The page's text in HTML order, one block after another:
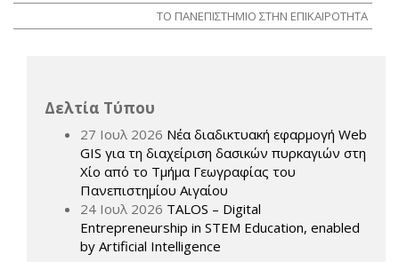
ΤΟ ΠΑΝΕΠΙΣΤΗΜΙΟ ΣΤΗΝ ΕΠΙΚΑΙΡΟΤΗΤΑ
Δελτία Τύπου
27 Ιουλ 2026 Νέα διαδικτυακή εφαρμογή Web
GIS για τη διαχείριση δασικών πυρκαγιών στη
Χίο από το Τμήμα Γεωγραφίας του
Πανεπιστημίου Αιγαίου
24 Ιουλ 2026 TALOS – Digital
Entrepreneurship in STEM Education, enabled
by Artificial Intelligence